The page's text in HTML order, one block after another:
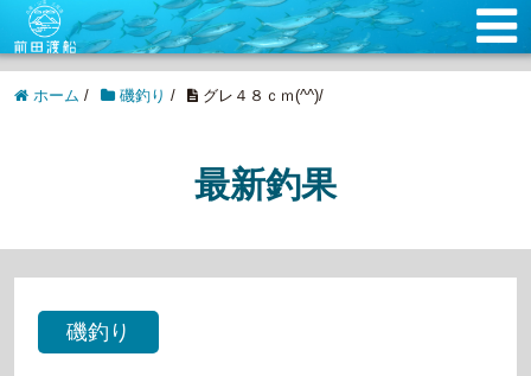
ホーム / 磯釣り / グレ４８ｃｍ(^^)/
最新釣果
磯釣り